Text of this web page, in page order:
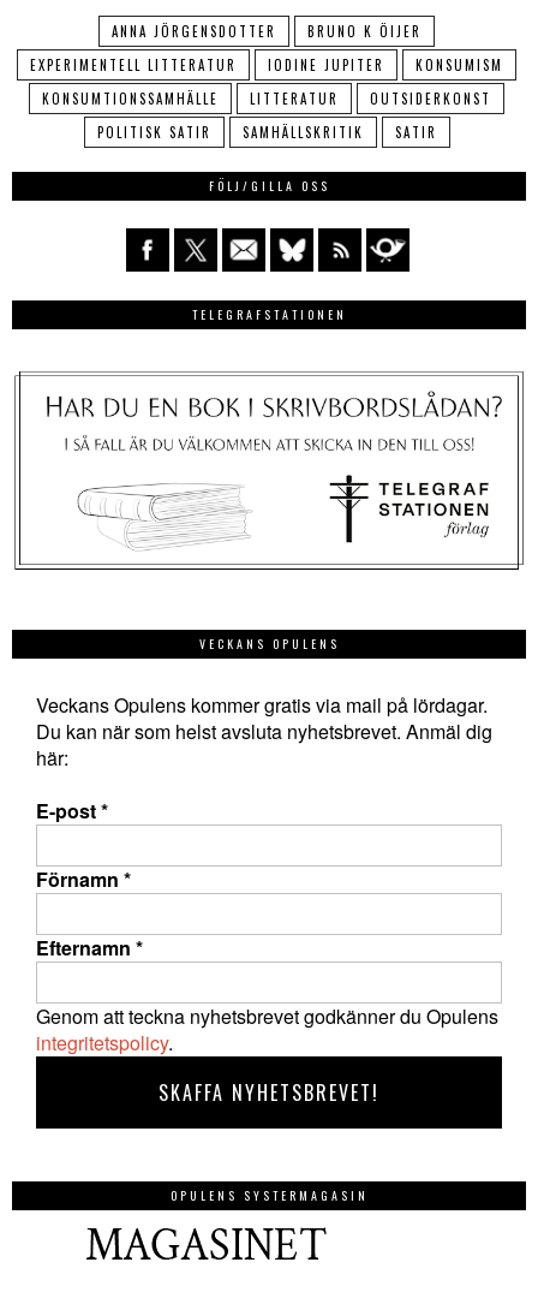
ANNA JÖRGENSDOTTER
BRUNO K ÖIJER
EXPERIMENTELL LITTERATUR
IODINE JUPITER
KONSUMISM
KONSUMTIONSSAMHÄLLE
LITTERATUR
OUTSIDERKONST
POLITISK SATIR
SAMHÄLLSKRITIK SATIR
FÖLJ/GILLA OSS
TELEGRAFSTATIONEN
VECKANS OPULENS
Veckans Opulens kommer gratis via mail på lördagar.
Du kan när som helst avsluta nyhetsbrevet. Anmäl dig
här:
E-post*
Förnamn *
Efternamn *
Genom att teckna nyhetsbrevet godkänner du Opulens
integritetspolicy.
OPULENS SYSTERMAGASIN